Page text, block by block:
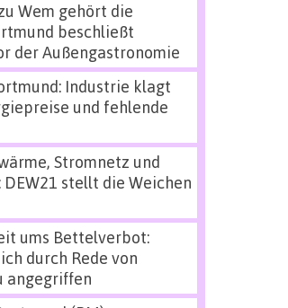
Wem gehört die
beschließt
der Außengastronomie
Industrie klagt
und fehlende
Stromnetz und
stellt die Weichen
ums Bettelverbot:
durch Rede von
angegriffen